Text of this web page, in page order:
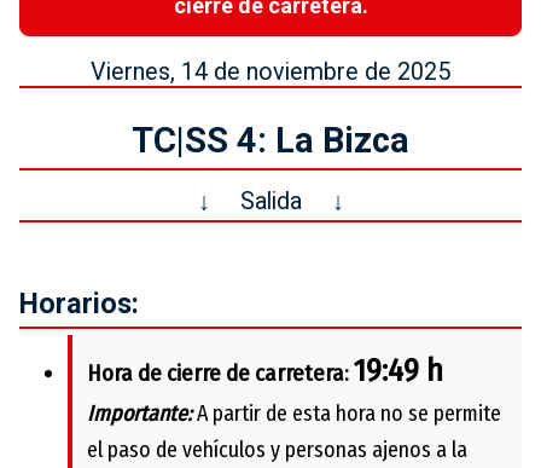
Viernes, 14 de noviembre de 2025
TC|SS 4: La Bizca
↓ Salida↓
Horarios:
Hora de cierre de carretera:19:49 h
Importante:A partir de esta hora no se permite
el paso de vehículos y personas ajenos a la